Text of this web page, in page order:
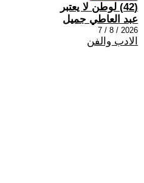
(42) لوطن لا يعتبر
عبد العاطي جميل
2026 / 8 / 7
الادب والفن